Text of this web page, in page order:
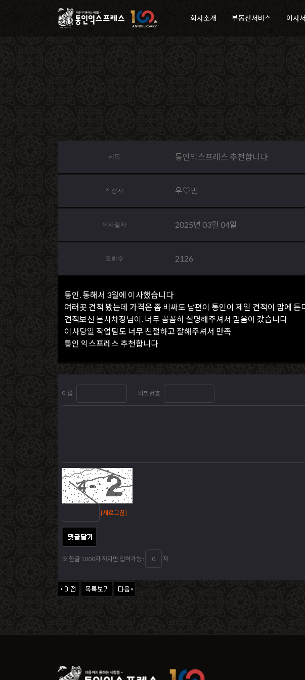
회사소개 부동산서비스 이사
제목 통인익스프레스 추천합니다
작성자 우♡민
이사일자 2025년 03월 04일
조회수 2126
통인. 통해서 3월에 이사했습니다
여러곳 견적 봤는데 가격은 좀 비싸도 남편이 통인이 제일 견적이 맘에 든
견적보신 본사차장님이. 너무 꼼꼼히 설명해주셔서 믿음이 갔습니다
이사당일 작업팀도 너무 친절하고 잘해주셔서 만족
통인 익스프레스 추천합니다
이름 비밀번호
[새로고침]
※ 한글 1000자 까지만 입력가능 : 자